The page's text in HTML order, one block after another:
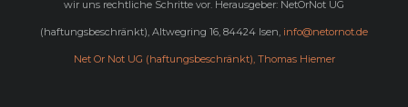
wir uns rechtliche Schritte vor. Herausgeber: NetOrNot UG
(haftungsbeschränkt), Altwegring 16, 84424 Isen, info@netornot.de
Net Or Not UG (haftungsbeschränkt), Thomas Hiemer